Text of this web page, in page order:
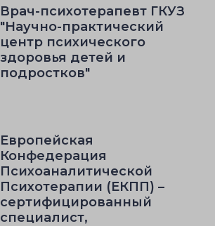
Врач-психотерапевт ГКУЗ
"Научно-практический
центр психического
здоровья детей и
подростков"
Европейская
Конфедерация
Психоаналитической
Психотерапии (ЕКПП) –
сертифицированный
специалист,